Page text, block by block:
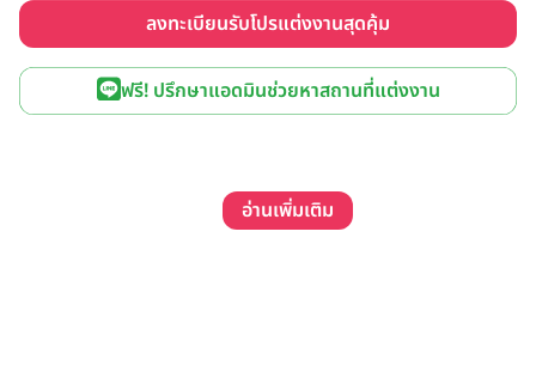
ลงทะเบียนรับโปรแต่งงานสุดคุ้ม
ฟรี! ปรึกษาแอดมินช่วยหาสถานที่แต่งงาน
อ่านเพิ่มเติม